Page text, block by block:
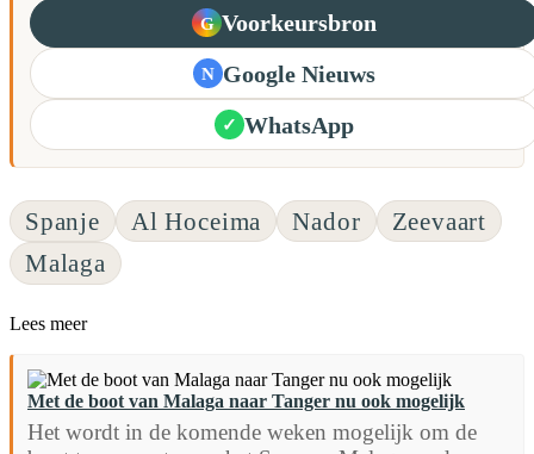
G Voorkeursbron
N Google Nieuws
✓ WhatsApp
Spanje Al Hoceima Nador
Zeevaart
Malaga
Lees meer
Met de boot van Malaga naar Tanger nu ook mogelijk
Het wordt in de komende weken mogelijk om de